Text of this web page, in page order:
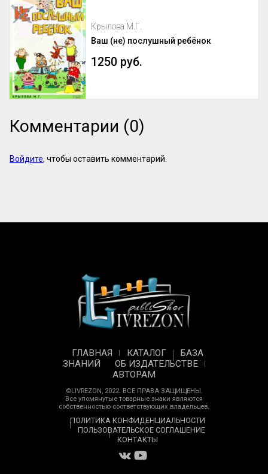
Крылова М.Г.
Ваш (не) послушный ребёнок
1250 руб.
Комментарии (0)
Войдите, чтобы оставить комментарий.
ГЛАВНАЯ КАТАЛОГ
БАЗА
ЗНАНИЙ
ОБ ИЗДАТЕЛЬСТВЕ
АВТОРАМ
©LIVREZON, 2022. ВСЕ ПРАВА ЗАЩИЩЕНЫ.
Все упомянутые товарные знаки являются
собственностью соответствующих владельцев.
ПОЛИТИКА КОНФИДЕНЦИАЛЬНОСТИ
ПОЛЬЗОВАТЕЛЬСКОЕ СОГЛАШЕНИЕ
КОНТАКТЫ